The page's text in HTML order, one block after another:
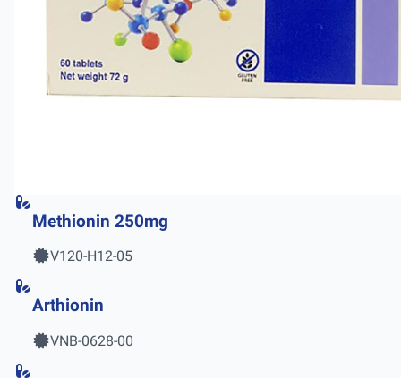
Methionin 250mg
V120-H12-05
Arthionin
VNB-0628-00